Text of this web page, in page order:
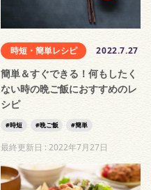
時短・簡単レシピ 2022.7.27
簡単＆すぐできる！何もしたく
ない時の晩ご飯におすすめのレ
シピ
時短 晩ご飯 簡単
最終更新日 :2022年7月27日